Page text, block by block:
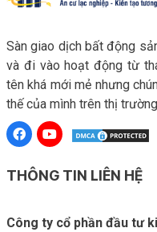
Sàn giao dịch bất động
và đi vào hoạt động từ
tên khá mới mẻ nhưng
thế của mình trên thị
THÔNG TIN LIÊN HỆ
Công ty cổ phần đầu tư